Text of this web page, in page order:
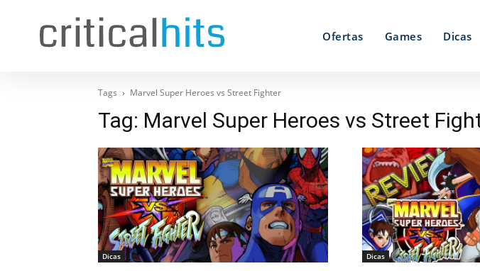
Ofertas Games Dicas
Tags Marvel Super Heroes vs Street Fighter
Tag: Marvel Super Heroes vs Street
Dicas Dicas